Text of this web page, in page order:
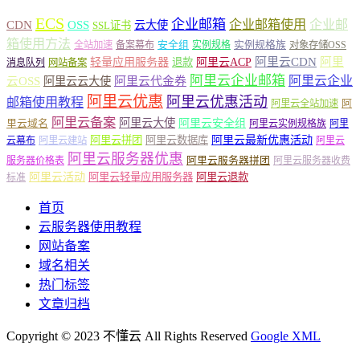
CDN ECS OSS SSL证书 云大使 企业邮箱 企业邮箱使用 企业邮
箱使用方法 全站加速 备案幕布 安全组 实例规格 实例规格族 对象存储OSS
消息队列
网站备案 轻量应用服务器 退款 阿里云ACP 阿里云CDN 阿里
云OSS 阿里云云大使 阿里云代金券 阿里云企业邮箱 阿里云企业
邮箱使用教程 阿里云优惠 阿里云优惠活动 阿里云全站加速 阿
里云域名 阿里云备案 阿里云大使 阿里云安全组 阿里云实例规格族 阿里
云幕布 阿里云建站 阿里云拼团 阿里云数据库 阿里云最新优惠活动 阿里云
服务器价格表 阿里云服务器优惠 阿里云服务器拼团 阿里云服务器收费
标准 阿里云活动 阿里云轻量应用服务器 阿里云退款
首页
云服务器使用教程
网站备案
域名相关
热门标签
文章归档
Copyright © 2023 不懂云 All Rights Reserved Google XML